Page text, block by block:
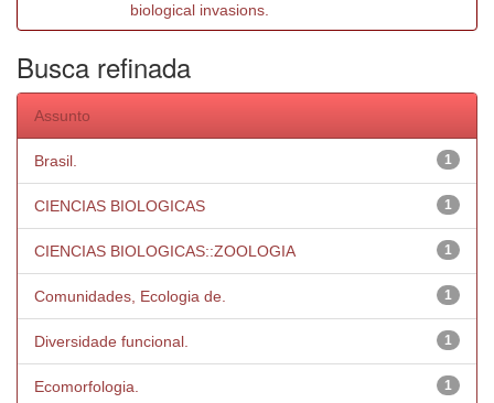
biological invasions.
Busca refinada
Assunto
1
Brasil.
1
CIENCIAS BIOLOGICAS
1
CIENCIAS BIOLOGICAS::ZOOLOGIA
1
Comunidades, Ecologia de.
1
Diversidade funcional.
1
Ecomorfologia.